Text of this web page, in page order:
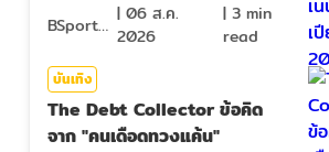
BSports8 |06 ส.ค.
2026
| 3min
read
บันเทิง
The Debt Collector ข้อคิด
จาก "คนเดือดทวงแค้น"